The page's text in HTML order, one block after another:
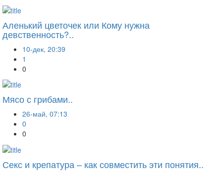
Аленький цветочек или Кому нужна
девственность?..
10-дек, 20:39
1
0
Мясо с грибами..
26-май, 07:13
0
0
Секс и крепатура – как совместить эти понятия..